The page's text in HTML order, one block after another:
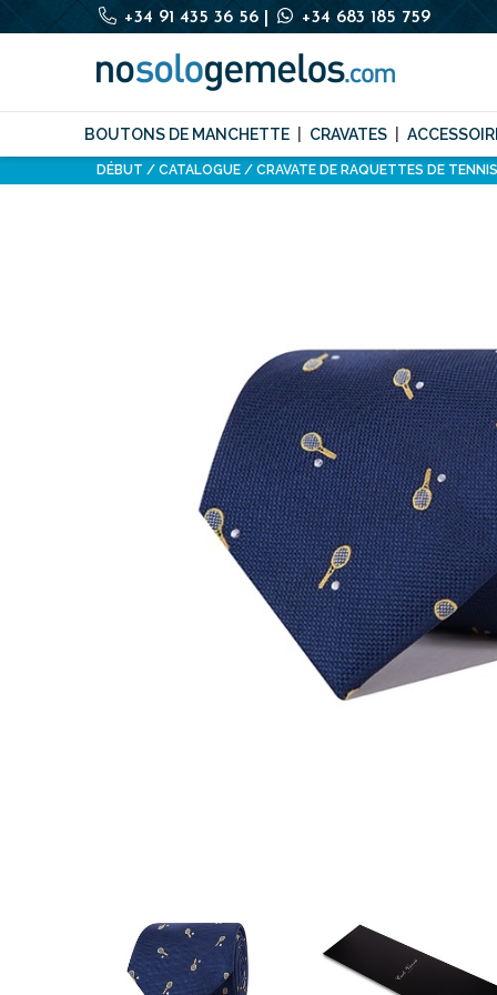
+34 91 435 36 56 +34 683 185 759
BOUTONS DE MANCHETTE CRAVATES
DÉBUT CATALOGUE CRAVATE DE RAQUETTES DE